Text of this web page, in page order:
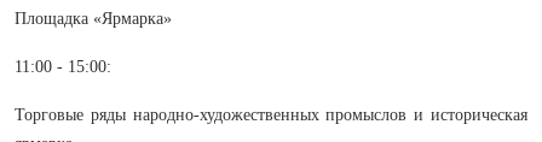
Площадка «Ярмарка»
11:00 - 15:00:
Торговые ряды народно-художественных промыслов и историческая